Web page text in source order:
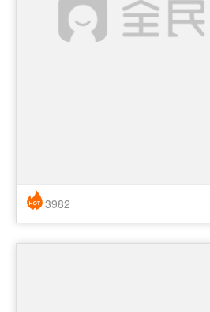
简历风格： 时尚 / 简洁 / 应届生
3982